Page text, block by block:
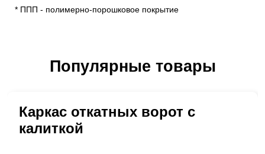
* ППП - полимерно-порошковое покрытие
Популярные товары
Каркас откатных ворот с
калиткой